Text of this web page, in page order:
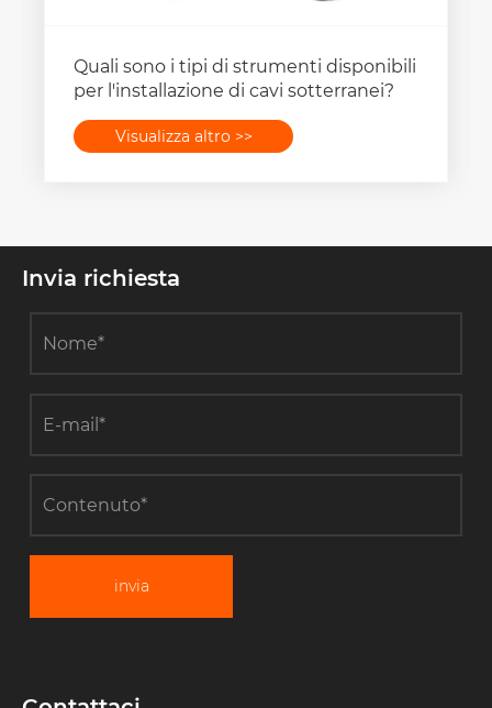
Quali sono i tipi di strumenti disponibili
per l'installazione di cavi sotterranei?
Visualizza altro >>
Invia richiesta
invia